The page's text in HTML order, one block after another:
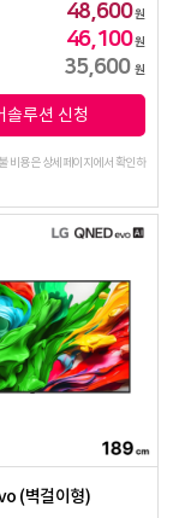
48,600원
46,100원
35,600 원
솔루션 신청
비용은 상세페이지에서 확인하
(벽걸이형)